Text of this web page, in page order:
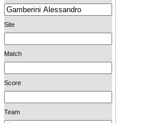
Site
Match
Score
Team